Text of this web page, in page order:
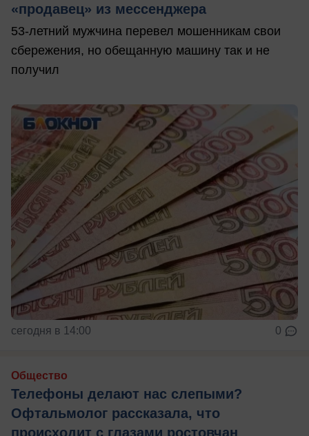
«продавец» из мессенджера
53-летний мужчина перевел мошенникам свои
сбережения, но обещанную машину так и не
получил
сегодня в 14:00 0
Общество
Телефоны делают нас слепыми?
Офтальмолог рассказала, что
происходит с глазами ростовчан